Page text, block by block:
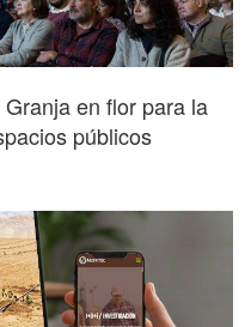
en flor para la
públicos